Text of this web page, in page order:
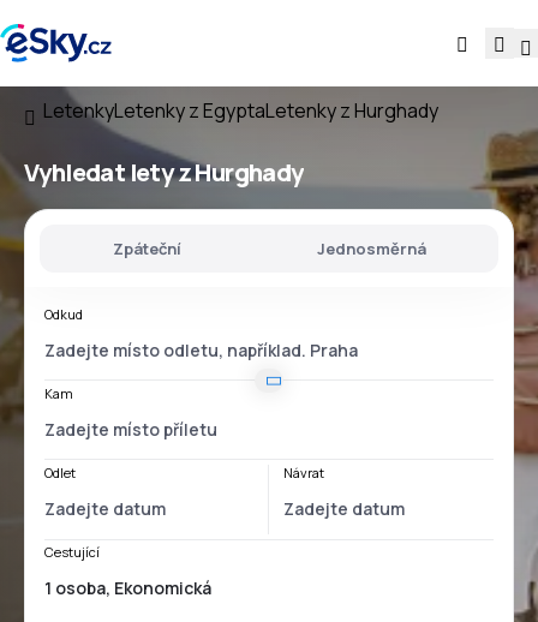
LetenkyLetenky z EgyptaLetenky z Hurghady
Vyhledat letyz Hurghady
Zpáteční Jednosměrná
Odkud
Kam
Odlet Návrat
Cestující